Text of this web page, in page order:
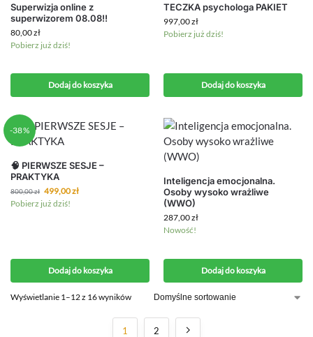
Superwizja online z
superwizorem 08.08!!
80,00zł
Pobierz już dziś!
Dodaj do koszyka
TECZKA psychologa PAKIET
997,00zł
Pobierz już dziś!
Dodaj do koszyka
-38%
🧠 PIERWSZE SESJE –
PRAKTYKA
800,00zł 499,00zł
Pobierz już dziś!
Dodaj do koszyka
Inteligencja emocjonalna.
Osoby wysoko wrażliwe
(WWO)
287,00zł
Nowość!
Dodaj do koszyka
Wyświetlanie 1–12 z 16 wyników
1 2